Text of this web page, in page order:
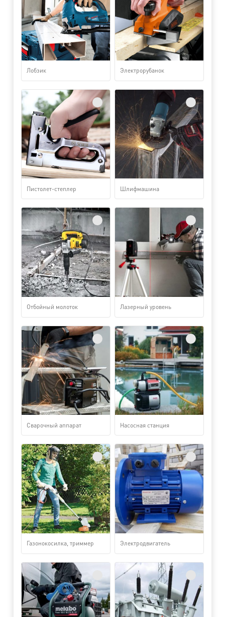
Лобзик Электрорубанок
Пистолет-степлер Шлифмашина
Отбойный молоток Лазерный уровень
Сварочный аппарат Насосная станция
Газонокосилка, триммер Электродвигатель